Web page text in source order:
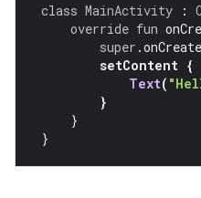
class MainActivity :
override fun
super .onCreate
setContent {
Text(
}
}
}